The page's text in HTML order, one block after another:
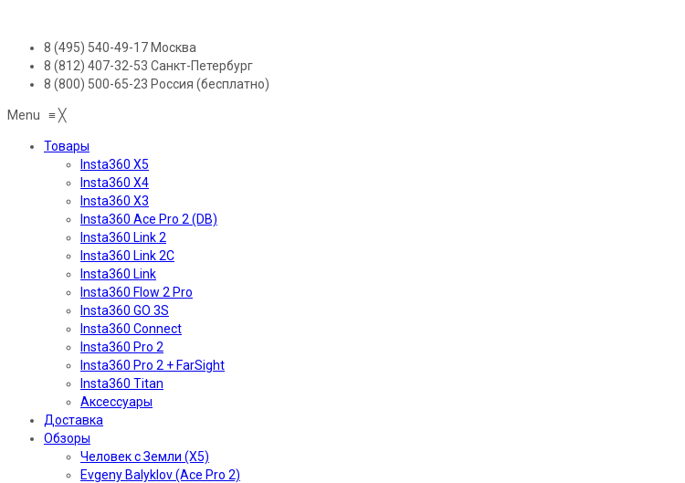
8 (495) 540-49-17 Москва
8 (812) 407-32-53 Санкт-Петербург
8 (800) 500-65-23 Россия (бесплатно)
Menu ≡╳
Товары
Insta360 X5
Insta360 X4
Insta360 X3
Insta360 Ace Pro 2 (DB)
Insta360 Link 2
Insta360 Link 2C
Insta360 Link
Insta360 Flow 2 Pro
Insta360 GO 3S
Insta360 Connect
Insta360 Pro 2
Insta360 Pro 2 + FarSight
Insta360 Titan
Аксессуары
Доставка
Обзоры
Человек с Земли (X5)
Evgeny Balyklov (Ace Pro 2)